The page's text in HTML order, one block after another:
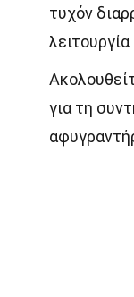
τυχόν
λειτουργία
για τη